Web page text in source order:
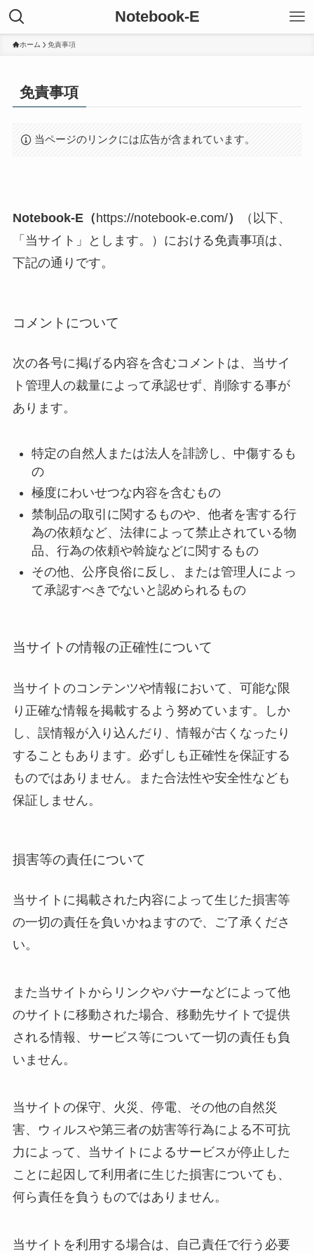
Notebook-E
ホーム 免責事項
免責事項
当ページのリンクには広告が含まれています。
Notebook-E（ https://notebook-e.com/）
（以下、
「当サイト」とします。）における免責事項は、
下記の通りです。
コメントについて
次の各号に掲げる内容を含むコメントは、当サイ
ト管理人の裁量によって承認せず、削除する事が
あります。
特定の自然人または法人を誹謗し、中傷するも
の
極度にわいせつな内容を含むもの
禁制品の取引に関するものや、他者を害する行
為の依頼など、法律によって禁止されている物
品、行為の依頼や斡旋などに関するもの
その他、公序良俗に反し、または管理人によっ
て承認すべきでないと認められるもの
当サイトの情報の正確性について
当サイトのコンテンツや情報において、可能な限
り正確な情報を掲載するよう努めています。しか
し、誤情報が入り込んだり、情報が古くなったり
することもあります。必ずしも正確性を保証する
ものではありません。また合法性や安全性なども
保証しません。
損害等の責任について
当サイトに掲載された内容によって生じた損害等
の一切の責任を負いかねますので、ご了承くださ
い。
また当サイトからリンクやバナーなどによって他
のサイトに移動された場合、移動先サイトで提供
される情報、サービス等について一切の責任も負
いません。
当サイトの保守、火災、停電、その他の自然災
害、ウィルスや第三者の妨害等行為による不可抗
力によって、当サイトによるサービスが停止した
ことに起因して利用者に生じた損害についても、
何ら責任を負うものではありません。
当サイトを利用する場合は、自己責任で行う必要